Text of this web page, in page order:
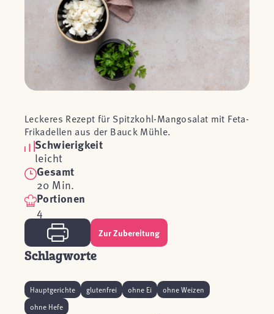
Leckeres Rezept für Spitzkohl-Mangosalat mit Feta-
Frikadellen aus der Bauck Mühle.
Schwierigkeit
leicht
Gesamt
20 Min.
Portionen
4
Zur Zubereitung
Schlagworte
Hauptgerichte glutenfrei ohne Ei
ohne Weizen
ohne Hefe